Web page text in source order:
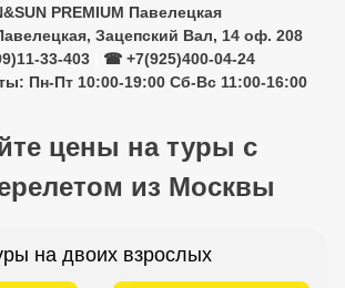
PREMIUM Павелецкая
Зацепский Вал, 14 оф. 208
33-403
☎ +7(925)400-04-24
Пн-Пт 10:00-19:00 Сб-Вс 11:00-16:00
цены на туры с
из Москвы
на двоих взрослых